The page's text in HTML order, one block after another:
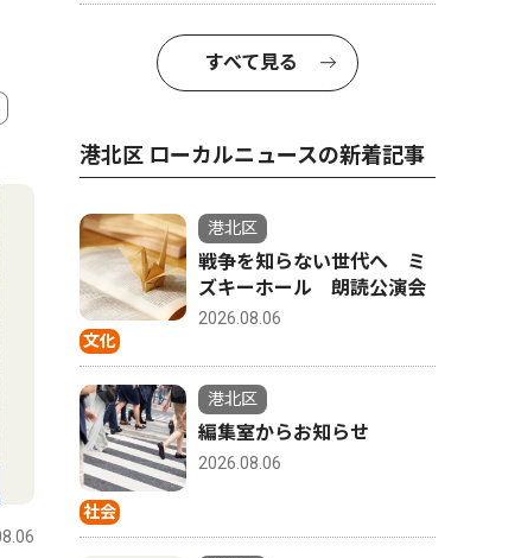
4
トップニュース
港北区 2026.08.06 港北区
すべて見る
港北区 ローカルニュースの新着記事
文化
港北区
戦争を知らない世代へ ミ
ズキーホール 朗読公演会
2026.08.06
社会
港北区
編集室からお知らせ
2026.08.06